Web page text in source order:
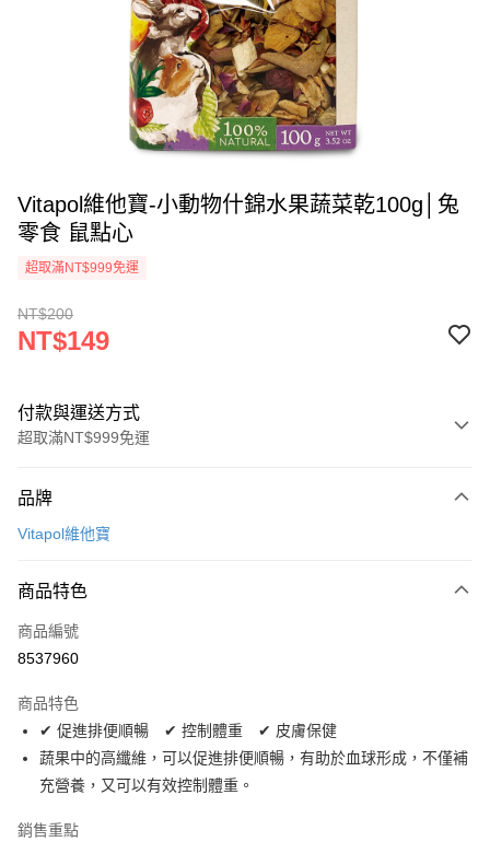
Vitapol維他寶-小動物什錦水果蔬菜乾100g│兔
零食 鼠點心
超取滿NT$999免運
NT$200
NT$149
付款與運送方式
超取滿NT$999免運
信用卡一次付款
3 期 0 利率 每期
合作金庫商業銀行
上海商業儲蓄銀行
臺灣中小企業銀行
匯豐（台灣）商業銀行
華泰商業銀行
聯邦商業銀行
遠東國際商業銀行
元大商業銀行
台新國際商業銀行
超商取貨付款
LINE Pay
Apple Pay
街口支付
悠遊付
Google Pay
品牌
Vitapol維他寶
商品特色
商品編號
8537960
商品特色
✔ 促進排便順暢 ✔ 控制體重 ✔ 皮膚保健
蔬果中的高纖維，可以促進排便順暢，有助於血球形成，不僅補
充營養，又可以有效控制體重。
銷售重點